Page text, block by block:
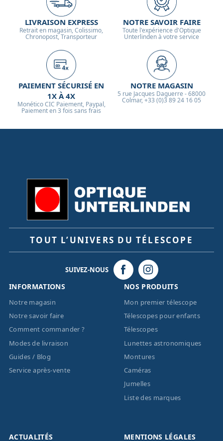
LIVRAISON EXPRESS
Retrait en magasin, Colissimo,
Chronopost, Transporteur
NOTRE SAVOIR FAIRE
Toute l'expérience d'Optique
Unterlinden à votre service
PAIEMENT SÉCURISÉ EN
1X À 4X
Monético CIC Paiement, Paypal,
Paiement en 3 fois sans frais
NOTRE MAGASIN
5 rue Jacques Daguerre - 68000
Colmar, +33 (0)3 89 24 16 05
TOUT L’UNIVERS DU TÉLESCOPE
SUIVEZ-NOUS
INFORMATIONS
Notre magasin
Notre savoir faire
Comment commander ?
Modes de livraison
Guides / Blog
Service après-vente
NOS PRODUITS
Mon premier télescope
Télescopes pour enfants
Télescopes
Lunettes astronomiques
Montures
Caméras
Jumelles
Liste des marques
ACTUALITÉS MENTIONS LÉGALES